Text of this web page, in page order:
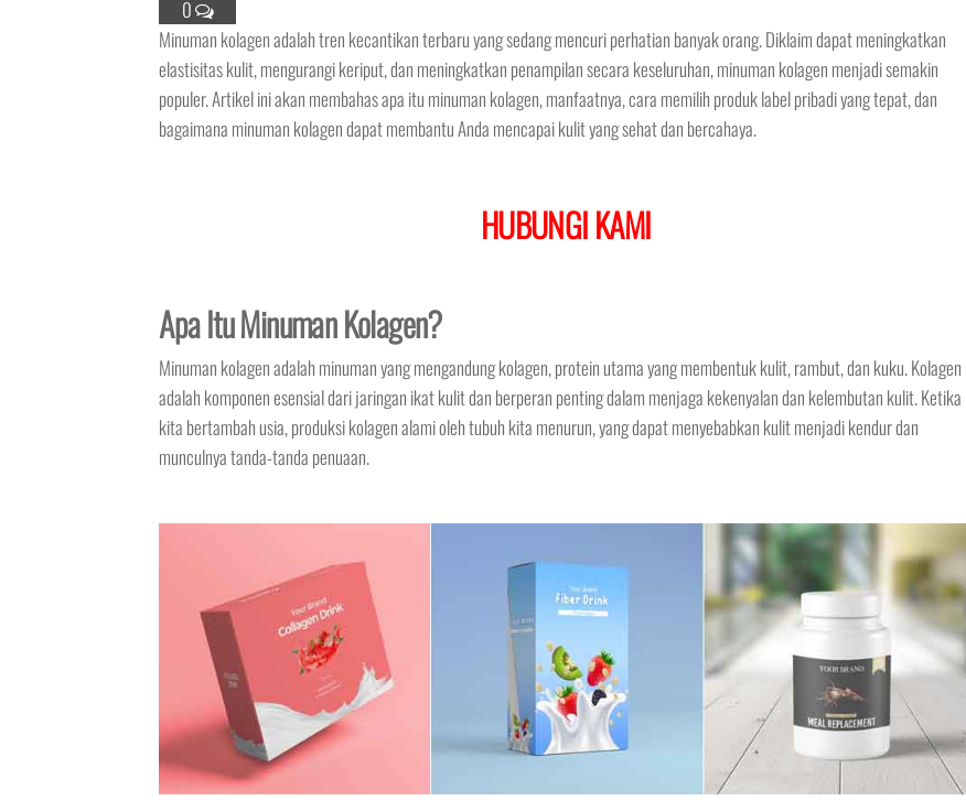
0
Minuman kolagen adalah tren kecantikan terbaru yang sedang mencuri perhatian banyak orang. Diklaim dapat meningkatkan
elastisitas kulit, mengurangi keriput, dan meningkatkan penampilan secara keseluruhan, minuman kolagen menjadi semakin
populer. Artikel ini akan membahas apa itu minuman kolagen, manfaatnya, cara memilih produk label pribadi yang tepat, dan
bagaimana minuman kolagen dapat membantu Anda mencapai kulit yang sehat dan bercahaya.
HUBUNGI KAMI
Apa Itu Minuman Kolagen?
Minuman kolagen adalah minuman yang mengandung kolagen, protein utama yang membentuk kulit, rambut, dan kuku. Kolagen
adalah komponen esensial dari jaringan ikat kulit dan berperan penting dalam menjaga kekenyalan dan kelembutan kulit. Ketika
kita bertambah usia, produksi kolagen alami oleh tubuh kita menurun, yang dapat menyebabkan kulit menjadi kendur dan
munculnya tanda-tanda penuaan.